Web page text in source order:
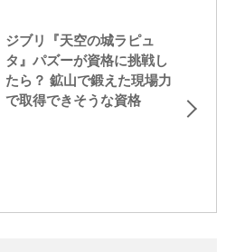
ジブリ『天空の城ラピュ
タ』パズーが資格に挑戦し
たら？ 鉱山で鍛えた現場力
で取得できそうな資格